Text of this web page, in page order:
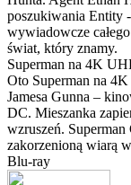
poszukiwania Entity
wywiadowcze
świat, który znamy.
Superman na 4K
Oto Superman na
Jamesa Gunna –
DC. Mieszanka
wzruszeń. Superman
zakorzenioną wiarą
Blu-ray